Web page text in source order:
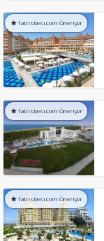
Tatilsitesi.com Öneriyor
Tatilsitesi.com Öneriyor
Tatilsitesi.com Öneriyor